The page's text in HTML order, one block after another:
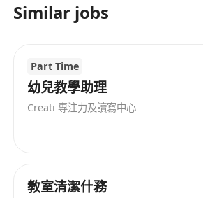
待遇 :
－2025年6月11日，6月16日
時間：
準時出糧, 以支票或指定銀行過數
Similar jobs
Part Time
幼兒教學助理
Creati 專注力及讀寫中心
教室清潔什務